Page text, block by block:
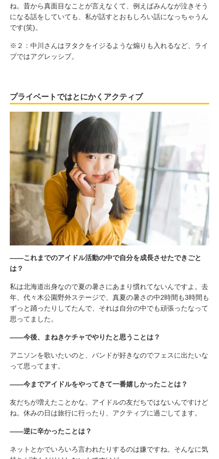
ね。昔から真面目なことが言えなくて、例えばみんなが泣きそう
になる話をしていても、私が話すとおもしろい話になっちゃうん
です(笑)。
※２：中川さんはヲタクをイジるような煽りも入れるなど、ライ
ブではアグレッシブ。
プライベートではとにかくアクティブ
――これまでのアイドル活動の中で自分を成長させたできごと
は？
私は北海道出身なので夏の暑さにあまり慣れてないんですよ。去
年、代々木公園野外ステージで、真夏の暑さの中2時間も3時間も
ずっと踊ったりしてたんで、それは自分の中でも頑張ったなって
思ってました。
――今後、まねきケチャでやりたと思うことは？
アニソンを歌いたいのと、バンドが好きなのでフェスに出たいな
って思ってます。
――今までアイドルをやってきて一番嬉しかったことは？
友だちが増えたことかな。アイドルの友だちではないんですけど
ね。休みの日は旅行に行ったり、アクティブに過ごしてます。
――逆に辛かったことは？
ネットとかでいろいろ言われたりするのは嫌ですね。そんなに気